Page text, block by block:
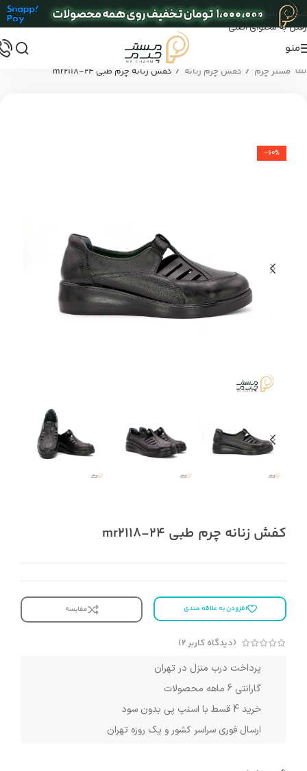
عبور به ناوبری
رفتن به محتوای اصلی
منو
مستر چرم / کفش چرم زنانه / کفش زنانه چرم طبی mr2118-24
-60%
کفش زنانه چرم طبی mr2118-24
افزودن به علاقه مندی مقایسه
(دیدگاه کاربر2
)
پرداخت درب منزل در تهران
گارانتی 6 ماهه محصولات
خرید 4 قسط با اسنپ پی بدون سود
ارسال فوری سراسر کشور و یک روزه تهران